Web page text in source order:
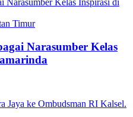
Timur
Narasumber Kelas